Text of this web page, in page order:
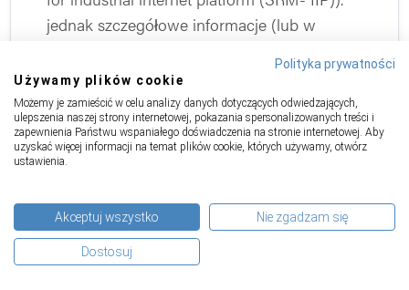
jednak szczegółowe informacje (lub w
pierwszym projekcie normy z początku 2025
r. w tym miejscu odniesiono się jeszcze do
przyszłej normytypu B prEN 50742
(bezpieczeństwo maszyn – ochrona przed
W normie prEN ISO 12100 zdefiniowano
jedynie kilka ogólnych środków
zmniejszających ryzyko w zakresie
Polityka prywatności
Używamy plików cookie
Możemy je zamieścić w celu analizy danych dotyczących odwiedzających,
ulepszenia naszej strony internetowej, pokazania spersonalizowanych treści i
zapewnienia Państwu wspaniałego doświadczenia na stronie internetowej. Aby
uzyskać więcej informacji na temat plików cookie, których używamy, otwórz
ustawienia.
Akceptuj wszystko Nie zgadzam się
Dostosuj